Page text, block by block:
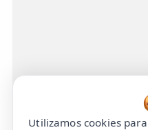
Utilizamos cookies